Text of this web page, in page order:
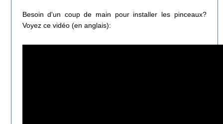
Besoin d'un coup de main pour installer les pinceaux?
Voyez ce vidéo (en anglais):